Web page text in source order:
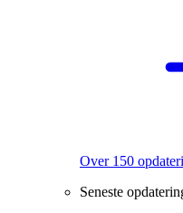
Over 150
Seneste